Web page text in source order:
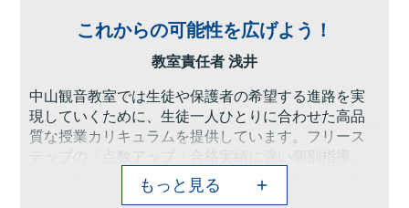
これからの可能性を広げよう！
教室責任者 浅井
中山観音教室では生徒や保護者の希望する進路を実
現していくために、生徒一人ひとりに合わせた高品
質な授業カリキュラムを提供しています。フリース
テップの「点数アップ・合格実績に強い個別指導」
として培ってきたノウハウで、保護者や生徒のお悩
みを解決する、最適なプランをご提案させていただ
もっと見る